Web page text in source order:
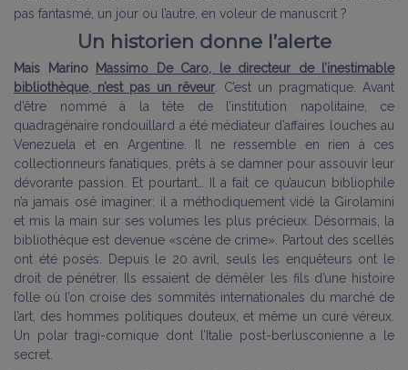
pas fantasmé, un jour ou l’autre, en voleur de manuscrit ?
Un historien donne l’alerte
Mais Marino
Massimo De Caro, le directeur de l’inestimable
bibliothèque, n’est pas un rêveur . C’est un pragmatique. Avant
d’être nommé à la tête de l’institution napolitaine, ce
quadragénaire rondouillard a été médiateur d’affaires louches au
Venezuela et en Argentine. Il ne ressemble en rien à ces
collectionneurs fanatiques, prêts à se damner pour assouvir leur
dévorante passion. Et pourtant… Il a fait ce qu’aucun bibliophile
n’a jamais osé imaginer: il a méthodiquement vidé la Girolamini
et mis la main sur ses volumes les plus précieux. Désormais, la
bibliothèque est devenue «scène de crime». Partout des scellés
ont été posés. Depuis le 20 avril, seuls les enquêteurs ont le
droit de pénétrer. Ils essaient de démêler les fils d’une histoire
folle où l’on croise des sommités internationales du marché de
l’art, des hommes politiques douteux, et même un curé véreux.
Un polar tragi-comique dont l’Italie post-berlusconienne a le
secret.